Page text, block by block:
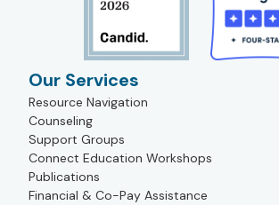
Our Services
Resource Navigation
Counseling
Support Groups
Connect Education Workshops
Publications
Financial & Co-Pay Assistance